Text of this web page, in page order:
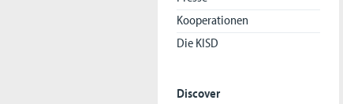
Kooperationen
Die KISD
Discover